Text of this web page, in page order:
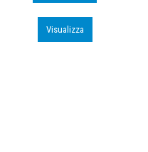
Visualizza